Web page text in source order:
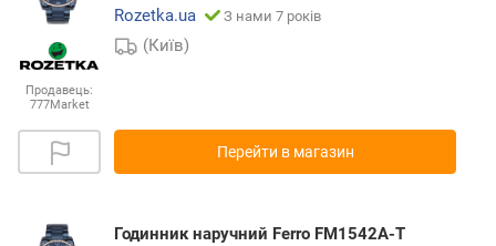
Продавець:
777Market
Rozetka.ua
З нами 7 років
(Київ)
Перейти в магазин
Годинник наручний Ferro FM1542A-T